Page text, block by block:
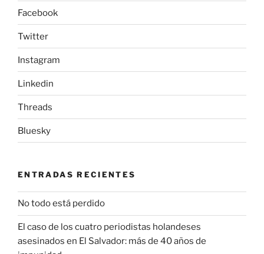
Facebook
Twitter
Instagram
Linkedin
Threads
Bluesky
ENTRADAS RECIENTES
No todo está perdido
El caso de los cuatro periodistas holandeses
asesinados en El Salvador: más de 40 años de